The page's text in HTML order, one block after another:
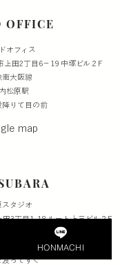
OFFICE
オフィス
上田2丁目6−19 中塚ビル２F
南大阪線
松原駅
降りて目の前
map
スタジオ
3丁目1-18 ルート上三ビル２F
原駅南出口
渡ってすぐ
HONMACHI